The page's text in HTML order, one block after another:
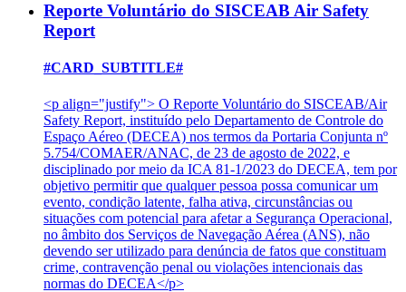
Reporte Voluntário do SISCEAB Air Safety
Report
#CARD_SUBTITLE#
<p align="justify"> O Reporte Voluntário do SISCEAB/Air
Safety Report, instituído pelo Departamento de Controle do
Espaço Aéreo (DECEA) nos termos da Portaria Conjunta nº
5.754/COMAER/ANAC, de 23 de agosto de 2022, e
disciplinado por meio da ICA 81-1/2023 do DECEA, tem por
objetivo permitir que qualquer pessoa possa comunicar um
evento, condição latente, falha ativa, circunstâncias ou
situações com potencial para afetar a Segurança Operacional,
no âmbito dos Serviços de Navegação Aérea (ANS), não
devendo ser utilizado para denúncia de fatos que constituam
crime, contravenção penal ou violações intencionais das
normas do DECEA</p>